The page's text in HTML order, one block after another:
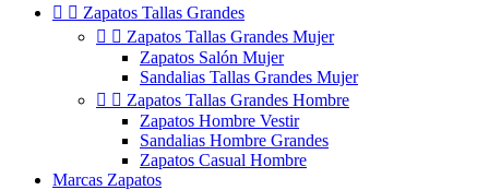
  Zapatos Tallas Grandes
  Zapatos Tallas Grandes Mujer
Zapatos Salón Mujer
Sandalias Tallas Grandes Mujer
  Zapatos Tallas Grandes Hombre
Zapatos Hombre Vestir
Sandalias Hombre Grandes
Zapatos Casual Hombre
Marcas Zapatos